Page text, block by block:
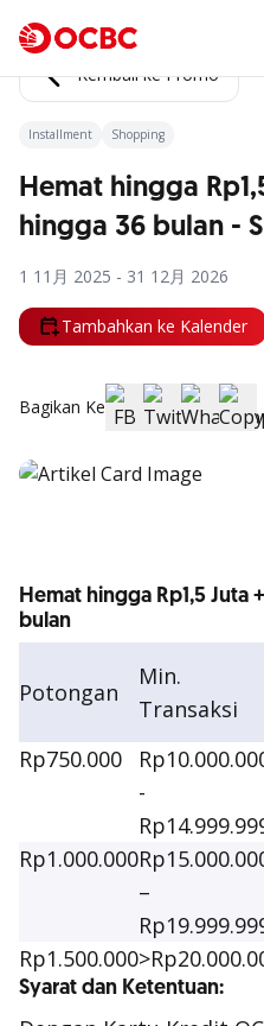
Kembali ke Promo
Installment Shopping
Hemat hingga
hingga 36 bulan -
1 11月 2025 - 31 12月 2026
Tambahkan ke Kalender
Bagikan Ke
Hemat hingga Rp1,5 Juta
bulan
Potongan
Min.
Transaksi
Rp750.000
-
Rp1.000.000
–
Rp1.500.000
Syarat dan Ketentuan: